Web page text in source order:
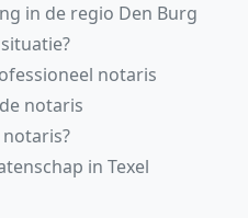
in de regio Den Burg
notaris
notaris
in Texel